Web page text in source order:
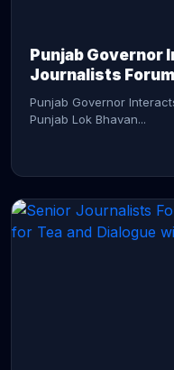
Punjab Governor
Journalists
Punjab Governor
Punjab Lok Bhavan...